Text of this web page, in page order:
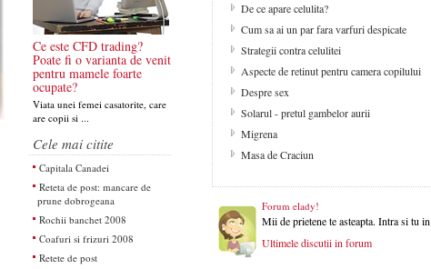
Ce este CFD trading?
Poate fi o varianta de venit
pentru mamele foarte
ocupate?
Viata unei femei casatorite, care
are copii si ...
Cele mai citite
Capitala Canadei
Reteta de post: mancare de
prune dobrogeana
Rochii banchet 2008
Coafuri si frizuri 2008
Retete de post
De ce apare celulita?
Cum sa ai un par fara varfuri despicate
Strategii contra celulitei
Aspecte de retinut pentru camera copilului
Despre sex
Solarul - pretul gambelor aurii
Migrena
Masa de Craciun
Forum elady!
Mii de prietene te asteapta. Intra si tu in
Ultimele discutii in forum